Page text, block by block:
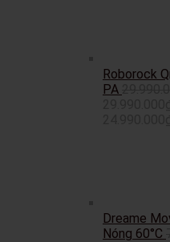
Roborock
PA
Dreame
Nóng 60°C